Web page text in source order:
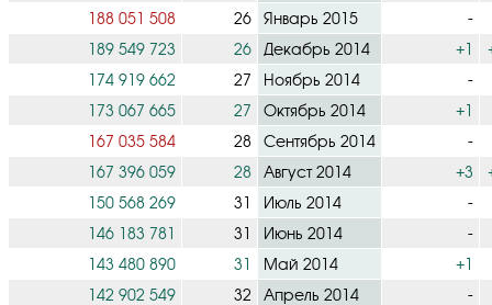
188 051 508
26 Январь 2015
-
189 549 723
26 Декабрь 2014 +1
174 919 662
27 Ноябрь 2014
-
173 067 665
27 Октябрь 2014
+1
167 035 584
28 Сентябрь 2014
-
167 396 059
28 Август 2014 +3
150 568 269
31 Июль 2014
-
146 183 781
31 Июнь 2014
-
143 480 890
31 Май 2014
+1
142 902 549
32 Апрель 2014
-